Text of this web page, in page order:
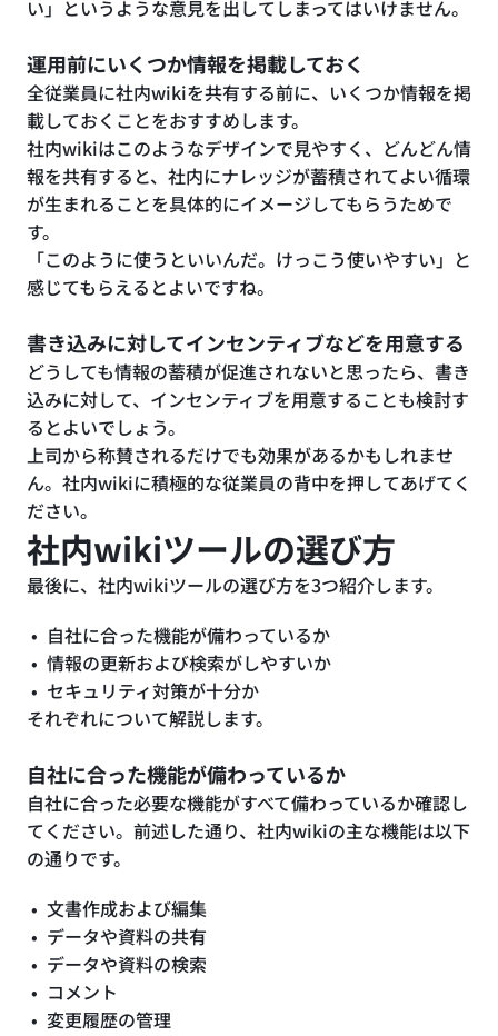
い」というような意見を出してしまってはいけません。
運用前にいくつか情報を掲載しておく
全従業員に社内wikiを共有する前に、いくつか情報を掲
載しておくことをおすすめします。
社内wikiはこのようなデザインで見やすく、どんどん情
報を共有すると、社内にナレッジが蓄積されてよい循環
が生まれることを具体的にイメージしてもらうためで
す。
「このように使うといいんだ。けっこう使いやすい」と
感じてもらえるとよいですね。
書き込みに対してインセンティブなどを用意する
どうしても情報の蓄積が促進されないと思ったら、書き
込みに対して、インセンティブを用意することも検討す
るとよいでしょう。
上司から称賛されるだけでも効果があるかもしれませ
ん。社内wikiに積極的な従業員の背中を押してあげてく
ださい。
社内wikiツールの選び方
最後に、社内wikiツールの選び方を3つ紹介します。
自社に合った機能が備わっているか
情報の更新および検索がしやすいか
セキュリティ対策が十分か
それぞれについて解説します。
自社に合った機能が備わっているか
自社に合った必要な機能がすべて備わっているか確認し
てください。前述した通り、社内wikiの主な機能は以下
の通りです。
文書作成および編集
データや資料の共有
データや資料の検索
コメント
変更履歴の管理